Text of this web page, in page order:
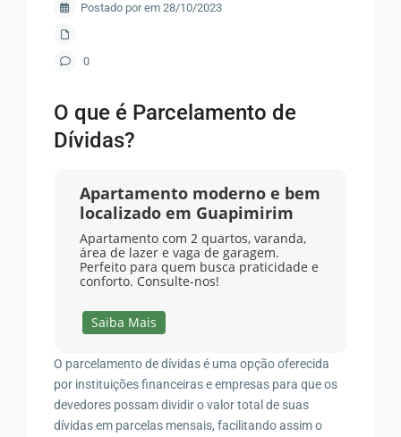
Postado por em 28/10/2023
0
O que é Parcelamento de
Dívidas?
Apartamento moderno e bem
localizado em Guapimirim
Apartamento com 2 quartos, varanda,
área de lazer e vaga de garagem.
Perfeito para quem busca praticidade e
conforto. Consulte-nos!
Saiba Mais
O parcelamento de dívidas é uma opção oferecida
por instituições financeiras e empresas para que os
devedores possam dividir o valor total de suas
dívidas em parcelas mensais, facilitando assim o